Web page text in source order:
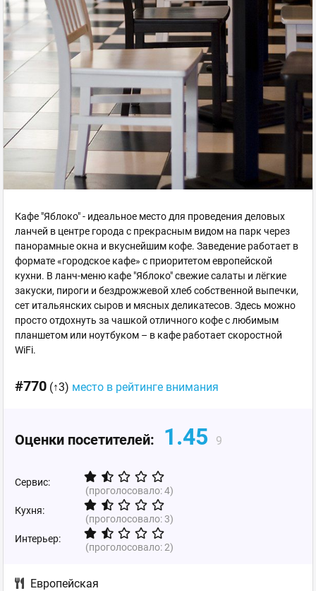
Кафе "Яблоко" - идеальное место для проведения деловых
ланчей в центре города с прекрасным видом на парк через
панорамные окна и вкуснейшим кофе. Заведение работает в
формате «городское кафе» с приоритетом европейской
кухни. В ланч-меню кафе "Яблоко" свежие салаты и лёгкие
закуски, пироги и бездрожжевой хлеб cобственной выпечки,
сет итальянских сыров и мясных деликатесов. Здесь можно
просто отдохнуть за чашкой отличного кофе с любимым
планшетом или ноутбуком – в кафе работает скоростной
WiFi.
#770 (↑3) место в рейтинге внимания
Оценки посетителей: 1.45 9
Сервис:
(проголосовало:4)
Кухня:
(проголосовало:3)
Интерьер:
(проголосовало:2)
Европейская